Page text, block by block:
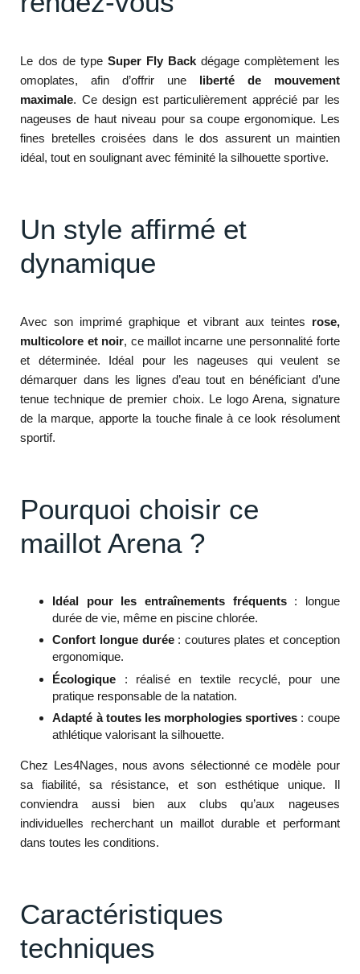
Le dos de type Super Fly Back dégage complètement les
omoplates, afin d’offrir une liberté de mouvement
maximale. Ce design est particulièrement apprécié par les
nageuses de haut niveau pour sa coupe ergonomique. Les
fines bretelles croisées dans le dos assurent un maintien
idéal, tout en soulignant avec féminité la silhouette sportive.
Un style affirmé et
dynamique
Avec son imprimé graphique et vibrant aux teintes rose,
multicolore et noir, ce maillot incarne une personnalité forte
et déterminée. Idéal pour les nageuses qui veulent se
démarquer dans les lignes d’eau tout en bénéficiant d’une
tenue technique de premier choix. Le logo Arena, signature
de la marque, apporte la touche finale à ce look résolument
sportif.
Pourquoi choisir ce
maillot Arena ?
Idéal pour les entraînements fréquents: longue
durée de vie, même en piscine chlorée.
Confort longue durée: coutures plates et conception
ergonomique.
Écologique : réalisé en textile recyclé, pour une
pratique responsable de la natation.
Adapté à toutes les morphologies sportives : coupe
athlétique valorisant la silhouette.
Chez Les4Nages, nous avons sélectionné ce modèle pour
sa fiabilité, sa résistance, et son esthétique unique. Il
conviendra aussi bien aux clubs qu’aux nageuses
individuelles recherchant un maillot durable et performant
dans toutes les conditions.
Caractéristiques
techniques